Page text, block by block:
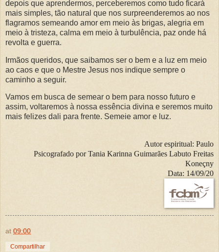
depois que aprendermos, perceberemos como tudo ficará
mais simples, tão natural que nos surpreenderemos ao nos
flagramos semeando amor em meio às brigas, alegria em
meio à tristeza, calma em meio à turbulência, paz onde há
revolta e guerra.
Irmãos queridos, que saibamos ser o bem e a luz em meio
ao caos e que o Mestre Jesus nos indique sempre o
caminho a seguir.
Vamos em busca de semear o bem para nosso futuro e
assim, voltaremos à nossa essência divina e seremos muito
mais felizes dali para frente. Semeie amor e luz.
Autor espiritual: Paulo
Psicografado porTania Karinna Guimarães Labuto Freitas
Koneçny
Data: 14/09/20
at 09:00
Compartilhar